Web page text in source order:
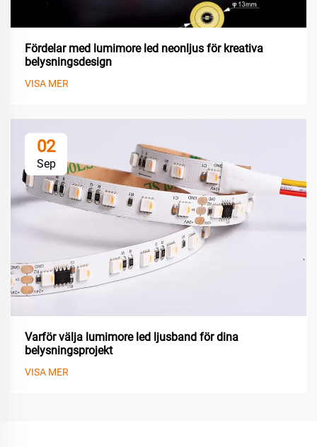
Fördelar med lumimore led neonljus för kreativa
belysningsdesign
VISA MER
02
Sep
Varför välja lumimore led ljusband för dina
belysningsprojekt
VISA MER